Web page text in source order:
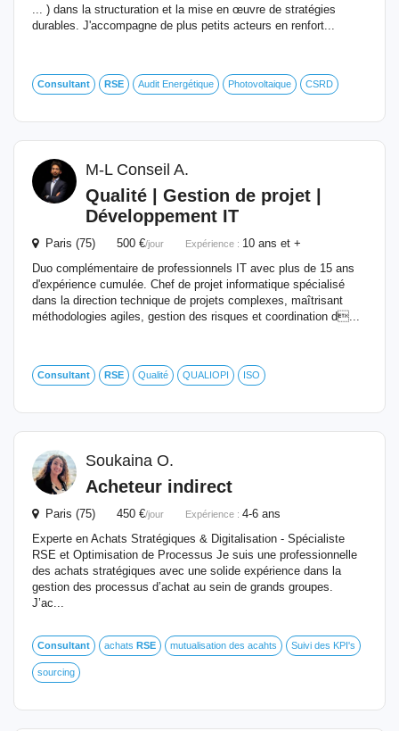
... ) dans la structuration et la mise en œuvre de stratégies
durables. J'accompagne de plus petits acteurs en renfort...
Consultant RSE Audit Energétique Photovoltaique CSRD
M-L Conseil A.
Qualité | Gestion de projet |
Développement IT
Paris (75) 500 €/jour Expérience : 10 ans et +
Duo complémentaire de professionnels IT avec plus de 15 ans
d'expérience cumulée. Chef de projet informatique spécialisé
dans la direction technique de projets complexes, maîtrisant
méthodologies agiles, gestion des risques et coordination d...
Consultant RSE Qualité QUALIOPI ISO
Soukaina O.
Acheteur indirect
Paris (75) 450 €/jour Expérience : 4-6 ans
Experte en Achats Stratégiques & Digitalisation - Spécialiste
RSE et Optimisation de Processus Je suis une professionnelle
des achats stratégiques avec une solide expérience dans la
gestion des processus d’achat au sein de grands groupes.
J’ac...
Consultant achats RSE mutualisation des acahts Suivi des KPI's
sourcing